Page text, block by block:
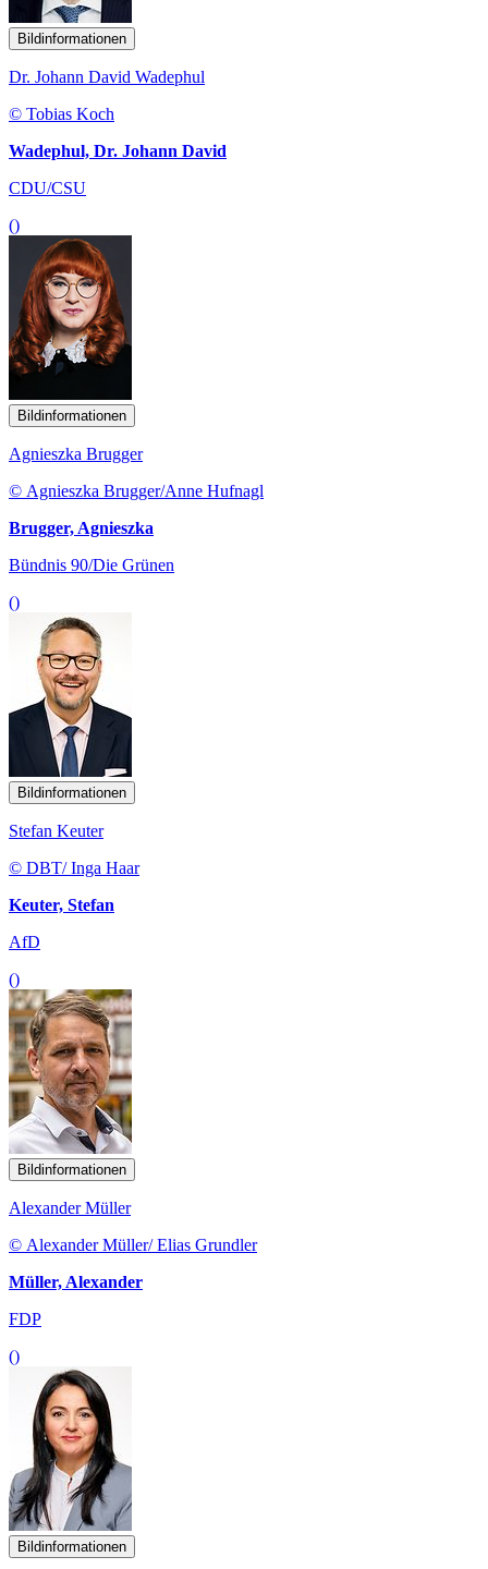
Bildinformationen
Dr. Johann David Wadephul
© Tobias Koch
Wadephul, Dr. Johann David
CDU/CSU
()
Bildinformationen
Agnieszka Brugger
© Agnieszka Brugger/Anne Hufnagl
Brugger, Agnieszka
Bündnis 90/Die Grünen
()
Bildinformationen
Stefan Keuter
© DBT/ Inga Haar
Keuter, Stefan
AfD
()
Bildinformationen
Alexander Müller
© Alexander Müller/ Elias Grundler
Müller, Alexander
FDP
()
Bildinformationen